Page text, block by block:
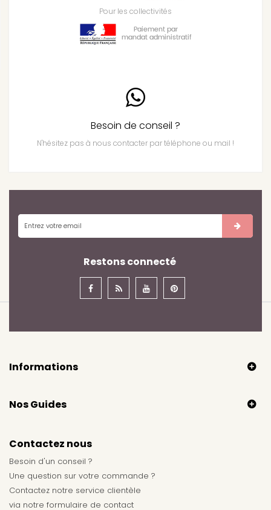
Pour les collectivités
Besoin de conseil ?
N'hésitez pas à nous contacter par téléphone ou mail !
Restons connecté
Informations
Nos Guides
Contactez nous
Besoin d'un conseil ?
Une question sur votre commande ?
Contactez notre service clientèle
via notre formulaire de contact